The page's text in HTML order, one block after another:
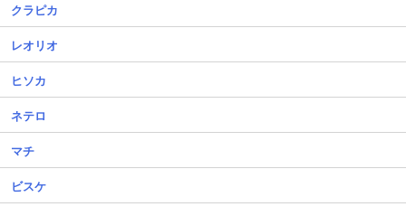
クラピカ
レオリオ
ヒソカ
ネテロ
マチ
ビスケ